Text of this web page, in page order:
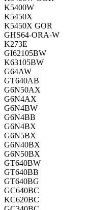
K5400W
K5450X
K5450X GOR
GHS64-ORA-W
K273E
GI62105BW
K63105BW
G64AW
GT640AB
G6N50AX
G6N4AX
G6N4BW
G6N4BB
G6N4BX
G6N5BX
G6N40BX
G6N50BX
GT640BW
GT640BB
GT640BG
GC640BC
KC620BC